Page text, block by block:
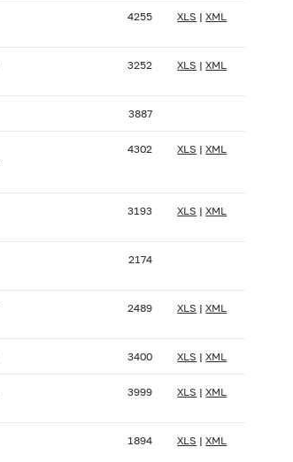
4255 XLS |XML
3252 XLS |XML
3887
4302 XLS |XML
3193 XLS |XML
2174
2489 XLS |XML
3400 XLS |XML
3999 XLS |XML
1894 XLS |XML